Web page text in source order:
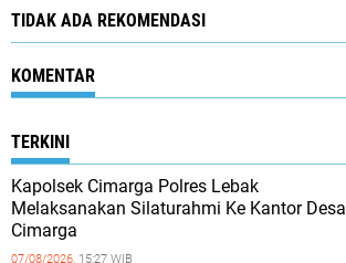
TIDAK ADA REKOMENDASI
KOMENTAR
TERKINI
Kapolsek Cimarga Polres Lebak
Melaksanakan Silaturahmi Ke Kantor Desa
Cimarga
07/08/2026, 15:27 WIB